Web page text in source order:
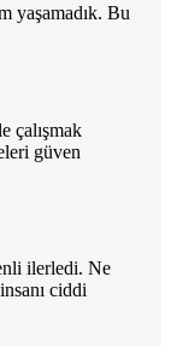
yaşamadık. Bu
çalışmak
güven
ilerledi. Ne
ciddi